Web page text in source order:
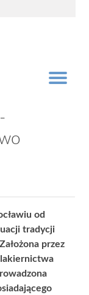
od
tradycji
przez
lakiernictwa